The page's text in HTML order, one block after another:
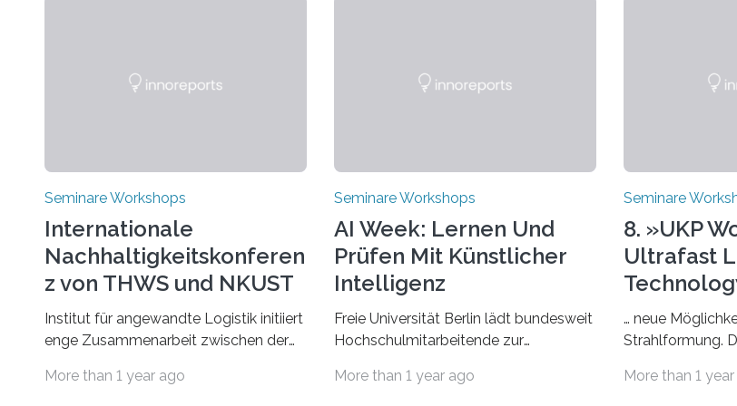
Seminare Workshops
Internationale
Nachhaltigkeitskonferen
z von THWS und NKUST
Institut für angewandte Logistik initiiert
enge Zusammenarbeit zwischen der
Taiwans Hauptstadt Taipeh
More than 1 year ago
Seminare Workshops
AI Week: Lernen Und
Prüfen Mit Künstlicher
Intelligenz
Freie Universität Berlin lädt bundesweit
Hochschulmitarbeitende zur
Qualifizierungsreihe zu KI in der Lehre
More than 1 year ago
Seminare
8. »UKP
Ultrafast
… neue
Strahlformung.
zwei Jahre
More than 1